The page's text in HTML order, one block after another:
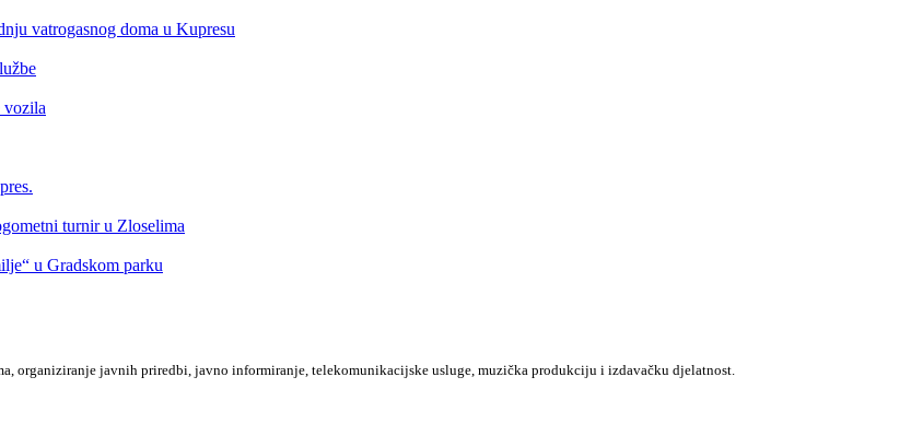
vatrogasnog doma u Kupresu
vozila
turnir u Zloselima
u Gradskom parku
organiziranje javnih priredbi, javno informiranje, telekomunikacijske usluge, muzička produkciju i izdavačku djelatnost.